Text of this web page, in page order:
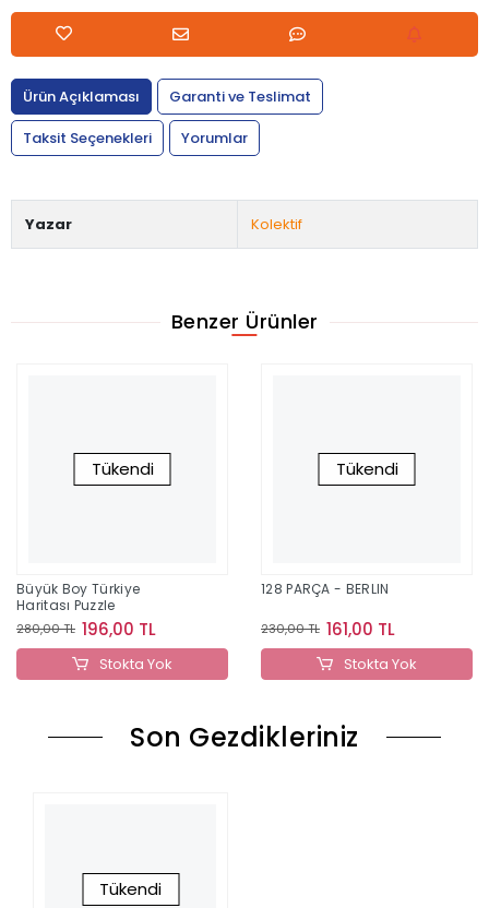
Ürün Açıklaması
Garanti ve Teslimat
Taksit Seçenekleri
Yorumlar
Yazar Kolektif
Benzer Ürünler
Tükendi
Büyük Boy Türkiye
Haritası Puzzle
280,00 TL 196,00 TL
Stokta Yok
Tükendi
128 PARÇA - BERLIN
230,00 TL 161,00 TL
Stokta Yok
Son Gezdikleriniz
Tükendi